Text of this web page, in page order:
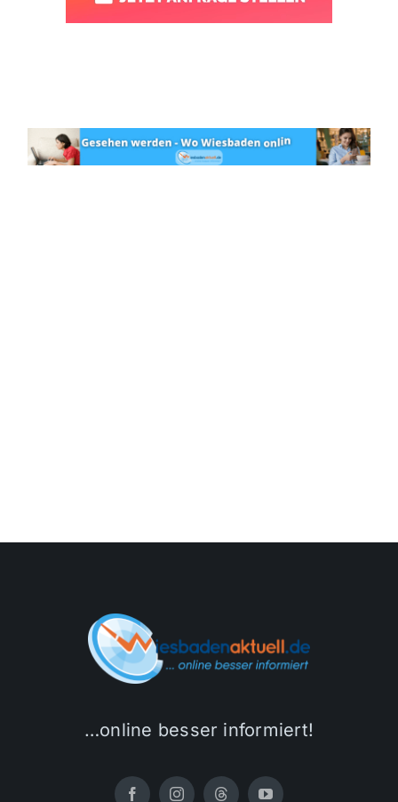
…online besser informiert!